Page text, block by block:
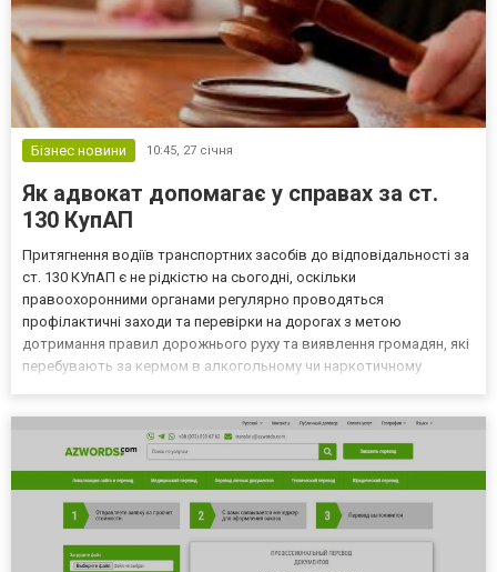
Бізнес новини 10:45, 27 січня
Як адвокат допомагає у справах за ст.
130 КупАП
Притягнення водіїв транспортних засобів до відповідальності за
ст. 130 КУпАП є не рідкістю на сьогодні, оскільки
правоохоронними органами регулярно проводяться
профілактичні заходи та перевірки на дорогах з метою
дотримання правил дорожнього руху та виявлення громадян, які
перебувають за кермом в алкогольному чи наркотичному